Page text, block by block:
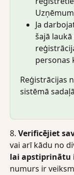
Ja
šajā
personas
Reģistrācijas
sistēmā sadaļā
8. Verificējiet
vai arī kādu no
lai apstiprinātu
numurs ir